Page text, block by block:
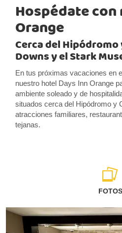
Hospédate
Orange
Cerca del Hipódromo
Downs y el Stark
En tus próximas vacaciones en
nuestro hotel Days Inn Orange
ambiente soleado y de
situados cerca del Hipódromo y
atracciones familiares,
tejanas.
FOTOS